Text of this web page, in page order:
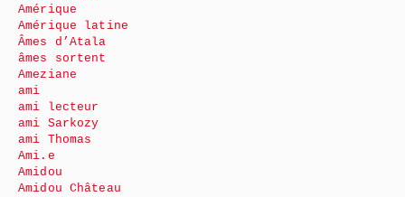
Amérique
Amérique latine
Âmes d’Atala
âmes sortent
Ameziane
ami
ami lecteur
ami Sarkozy
ami Thomas
Ami.e
Amidou
Amidou Château